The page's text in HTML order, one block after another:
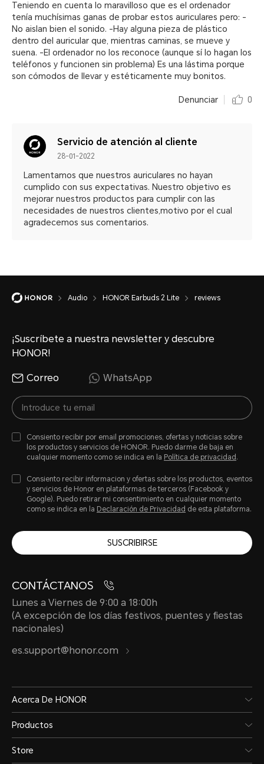
Teniendo en cuenta lo maravilloso que es el ordenador
tenía muchísimas ganas de probar estos auriculares pero: -
No aislan bien el sonido. -Hay alguna pieza de plástico
dentro del auricular que, mientras caminas, se mueve y
suena. -El ordenador no los reconoce (aunque sí lo hagan los
teléfonos y funcionen sin problema) Es una lástima porque
son cómodos de llevar y estéticamente muy bonitos.
Denunciar 0
Servicio de atención al cliente
28-01-2022
Lamentamos que nuestros auriculares no hayan
cumplido con sus expectativas. Nuestro objetivo es
mejorar nuestros productos para cumplir con las
necesidades de nuestros clientes,motivo por el cual
agradecemos sus comentarios.
Audio HONOR Earbuds 2 Lite reviews
¡Suscríbete a nuestra newsletter y descubre
HONOR!
Correo WhatsApp
Consiento recibir por email promociones, ofertas y noticias sobre
los productos y servicios de HONOR. Puedo darme de baja en
cualquier momento como se indica en la Política de privacidad .
Consiento recibir informacion y ofertas sobre los productos, eventos
y servicios de Honor en plataformas de terceros (Facebook y
Google). Puedo retirar mi consentimiento en cualquier momento
como se indica en la Declaración de Privacidad de esta plataforma.
SUSCRIBIRSE
CONTÁCTANOS
Lunes a Viernes de 9:00 a 18:00h
(A excepción de los días festivos, puentes y fiestas
nacionales)
es.support@honor.com
Acerca De HONOR
Productos
Store